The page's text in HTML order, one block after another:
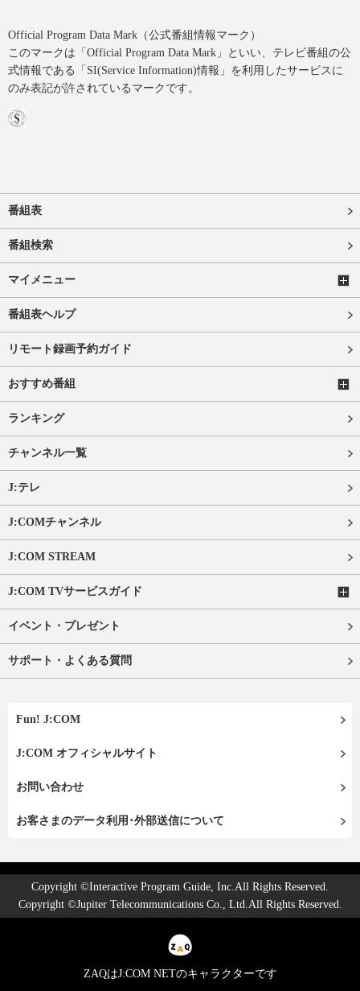
Official Program Data Mark（公式番組情報マーク）
このマークは「Official Program Data Mark」といい、テレビ番組の公
式情報である「SI(Service Information)情報」を利用したサービスに
のみ表記が許されているマークです。
番組表
番組検索
マイメニュー
番組表ヘルプ
リモート録画予約ガイド
おすすめ番組
ランキング
チャンネル一覧
J:テレ
J:COMチャンネル
J:COM STREAM
J:COM TVサービスガイド
イベント・プレゼント
サポート・よくある質問
Fun! J:COM
J:COM オフィシャルサイト
お問い合わせ
お客さまのデータ利用･外部送信について
Copyright ©Interactive Program Guide, Inc.All Rights Reserved.
Copyright ©Jupiter Telecommunications Co., Ltd.All Rights Reserved.
ZAQはJ:COM NETのキャラクターです